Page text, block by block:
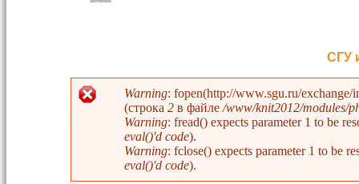
СГУ
Сообщение об ошибке
Warning: fopen(http://www.sgu.ru/
(строка 2 в файле/www/knit2012/modules/
Warning: fread() expects parameter 1 to be
eval()'d code).
Warning: fclose() expects parameter 1 to be
eval()'d code).